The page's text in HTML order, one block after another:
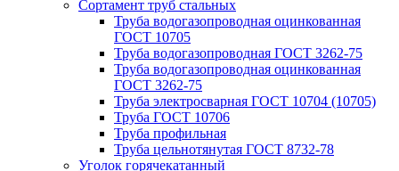
Сортамент труб стальных
Труба водогазопроводная оцинкованная
ГОСТ 10705
Труба водогазопроводная ГОСТ 3262-75
Труба водогазопроводная оцинкованная
ГОСТ 3262-75
Труба электросварная ГОСТ 10704 (10705)
Труба ГОСТ 10706
Труба профильная
Труба цельнотянутая ГОСТ 8732-78
Уголок горячекатанный